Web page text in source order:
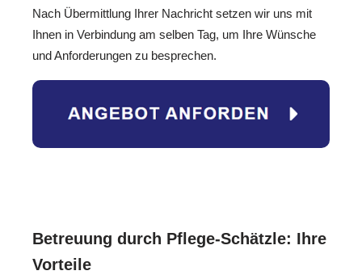
Nach Übermittlung Ihrer Nachricht setzen wir uns mit
Ihnen in Verbindung am selben Tag, um Ihre Wünsche
und Anforderungen zu besprechen.
Betreuung durch Pflege-Schätzle: Ihre
Vorteile